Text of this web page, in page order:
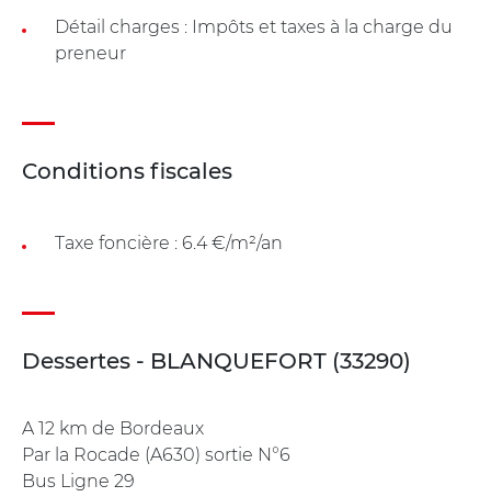
Détail charges : Impôts et taxes à la charge du
preneur
Conditions fiscales
Taxe foncière : 6.4 €/m²/an
Dessertes - BLANQUEFORT (33290)
A 12 km de Bordeaux
Par la Rocade (A630) sortie N°6
Bus Ligne 29